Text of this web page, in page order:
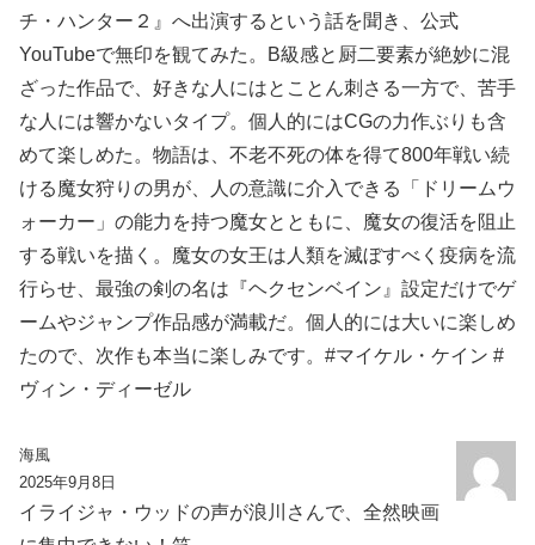
チ・ハンター２』へ出演するという話を聞き、公式
YouTubeで無印を観てみた。B級感と厨二要素が絶妙に混
ざった作品で、好きな人にはとことん刺さる一方で、苦手
な人には響かないタイプ。個人的にはCGの力作ぶりも含
めて楽しめた。物語は、不老不死の体を得て800年戦い続
ける魔女狩りの男が、人の意識に介入できる「ドリームウ
ォーカー」の能力を持つ魔女とともに、魔女の復活を阻止
する戦いを描く。魔女の女王は人類を滅ぼすべく疫病を流
行らせ、最強の剣の名は『ヘクセンベイン』設定だけでゲ
ームやジャンプ作品感が満載だ。個人的には大いに楽しめ
たので、次作も本当に楽しみです。#マイケル・ケイン #
ヴィン・ディーゼル
海風
2025年9月8日
イライジャ・ウッドの声が浪川さんで、全然映画